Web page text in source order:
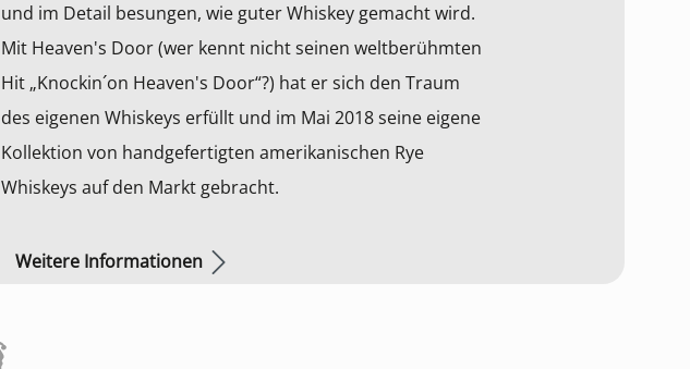
und im Detail besungen, wie guter Whiskey gemacht wird.
Mit Heaven's Door (wer kennt nicht seinen weltberühmten
Hit „Knockin´on Heaven's Door“?) hat er sich den Traum
des eigenen Whiskeys erfüllt und im Mai 2018 seine eigene
Kollektion von handgefertigten amerikanischen Rye
Whiskeys auf den Markt gebracht.
Weitere Informationen